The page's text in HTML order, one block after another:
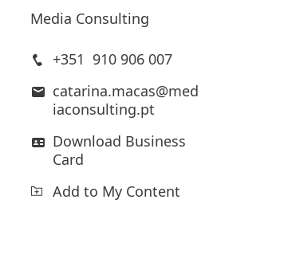
Media Consulting
+351 910 906 007
catarina.macas@med
iaconsulting.pt
Download Business
Card
Add to My Content